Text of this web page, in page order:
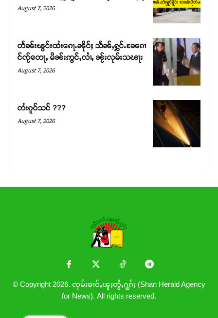
တႃႇႁႂ်ႈသဵင်ၵၢင်ၸႂ်ၵူၼ်းမိူင်း ၵူႈတီႈၵူႈလႅၼ်ပေႃးတေၸွ
တ်ႇ တူဝ်ႈလုမ်ႈၾႃႉၼၼ်ႉ ၶဝ်ႈႁူမ်ႈၵမ်ႉထႅမ် ၸုမ်းၶၢ
ဝ်ႇၽူႈတွႆႇႁွၵ်ႈ လႆႈယူႇၶႃႈဢေႃႈ။
August 7, 2026
တႅၼ်းၽွင်းထႆးၵေႃႉၼိုင်ႈ သႅၼ်ႇႁွင်ႉၼႄၵၢ
င်ၸႂ်တေႃႇ မိၼ်းဢွင်ႇလၢႆႇ ၼႂ်းလုမ်းသၽႃး
August 7, 2026
တႆးၵူဝ်သင် ???
August 7, 2026
© Copyright 2026. ၸုမ်းၶၢဝ်ႇၽူႈတွႆႇႁွၵ်ႈ (Shan Herald Agency
for News). All rights reserved.